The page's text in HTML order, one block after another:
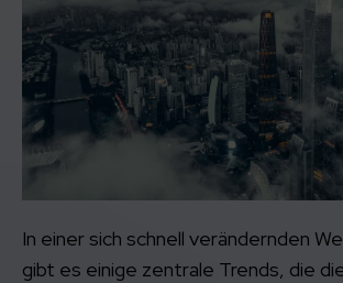
In einer sich schnell verändernden
gibt es einige zentrale Trends, die